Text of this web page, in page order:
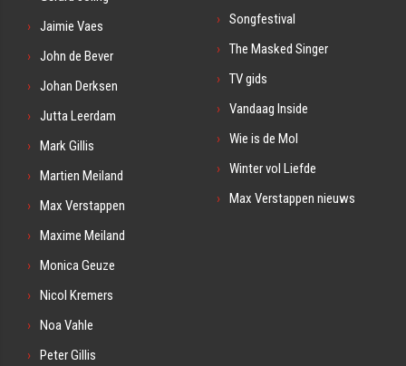
Jaimie Vaes
John de Bever
Johan Derksen
Jutta Leerdam
Mark Gillis
Martien Meiland
Max Verstappen
Maxime Meiland
Monica Geuze
Nicol Kremers
Noa Vahle
Peter Gillis
Songfestival
The Masked Singer
TV gids
Vandaag Inside
Wie is de Mol
Winter vol Liefde
Max Verstappen nieuws